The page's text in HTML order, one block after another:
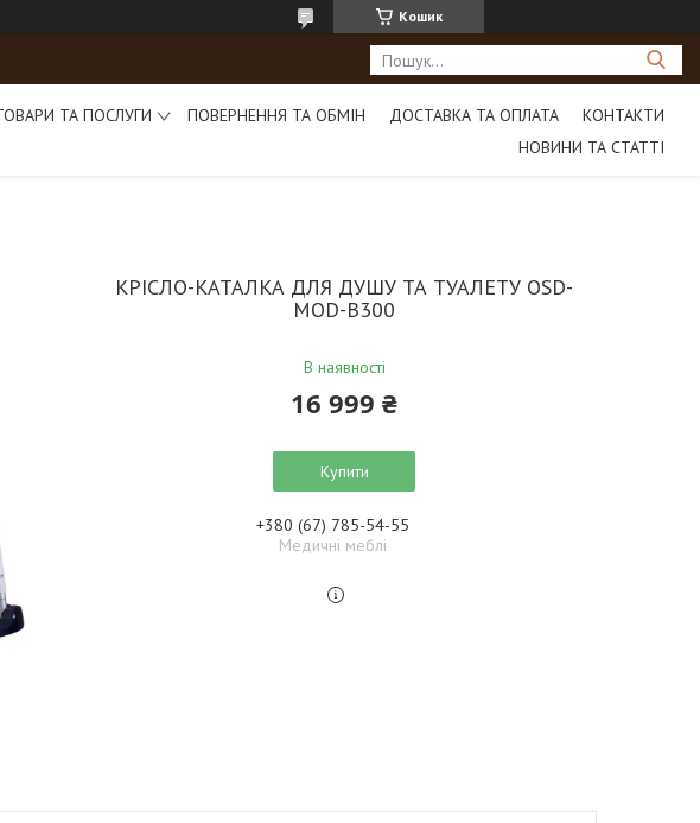
Кошик
ТА ПОСЛУГИ ПОВЕРНЕННЯ ТА ОБМІН ДОСТАВКА ТА ОПЛАТА
КОНТАКТИ
НОВИНИ ТА СТАТТІ
КРІСЛО-КАТАЛКА ДЛЯ ДУШУ ТА ТУАЛЕТУ OSD-
MOD-B300
В наявності
16 999 ₴
Купити
+380 (67) 785-54-55
Медичні меблі